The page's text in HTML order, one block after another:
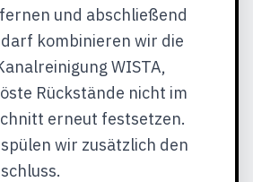
und abschließend
kombinieren wir die
WISTA,
Rückstände nicht im
erneut festsetzen.
wir zusätzlich den